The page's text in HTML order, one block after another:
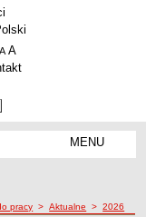
pomniejsz czcionkę
A standardowy rozmiar czcionki
A
MENU
pracy >Aktualne >2026